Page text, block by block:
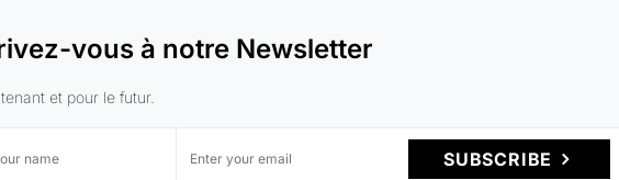
vous à notre Newsletter
et pour le futur.
SUBSCRIBE